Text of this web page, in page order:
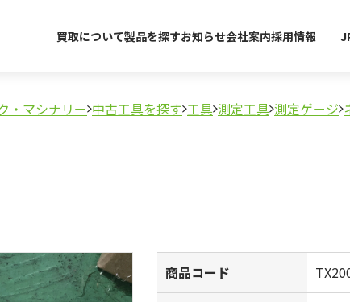
買取について製品を探すお知らせ会社案内採用情報
・マシナリー 中古工具を探す 工具 測定工具 測定ゲージ
商品コード